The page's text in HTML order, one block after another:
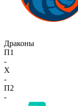
Драконы
П1
-
X
-
П2
-